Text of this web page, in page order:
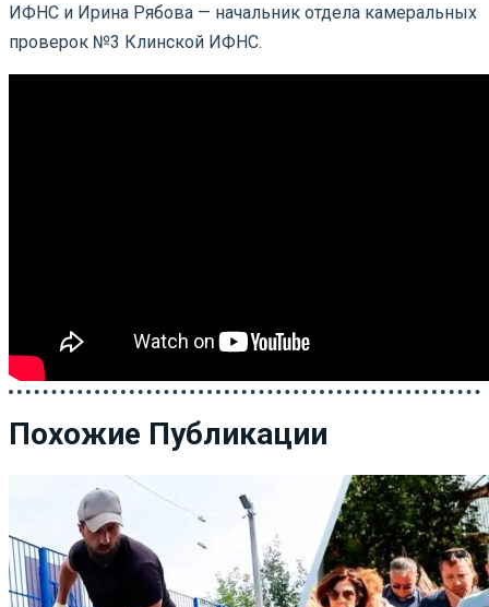
ИФНС и Ирина Рябова — начальник отдела камеральных
проверок №3 Клинской ИФНС.
Похожие Публикации